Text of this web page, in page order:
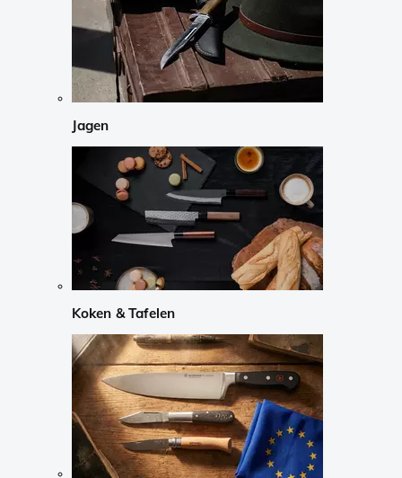
Jagen
Koken & Tafelen